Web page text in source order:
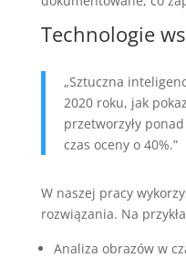
Technologie
„Sztuczna
2020 roku, jak
przetworzyły
czas oceny o 40%.”
W naszej pracy
rozwiązania. Na
Analiza obrazów w